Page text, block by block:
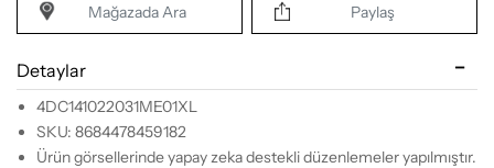
Mağazada Ara Paylaş
Detaylar
4DC141022031ME01XL
SKU: 8684478459182
Ürün görsellerinde yapay zeka destekli düzenlemeler yapılmıştır.